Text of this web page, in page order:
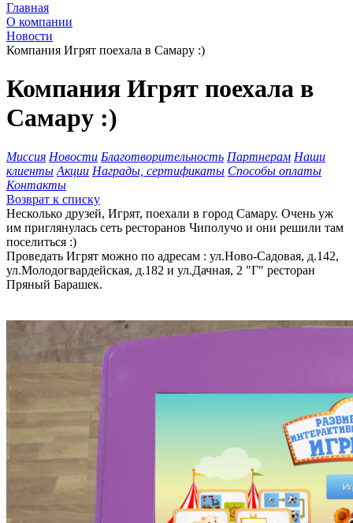
Главная
О компании
Новости
Компания Игрят поехала в Самару :)
Компания Игрят поехала в
Самару :)
Миссия Новости Благотворительность Партнерам Наши
клиенты Акции Награды, сертификаты Способы оплаты
Контакты
Возврат к списку
Несколько друзей, Игрят, поехали в город Самару. Очень уж
им приглянулась сеть ресторанов Чиполучо и они решили там
поселиться :)
Проведать Игрят можно по адресам : ул.Ново-Садовая, д.142,
ул.Молодогвардейская, д.182 и ул.Дачная, 2 "Г" ресторан
Пряный Барашек.